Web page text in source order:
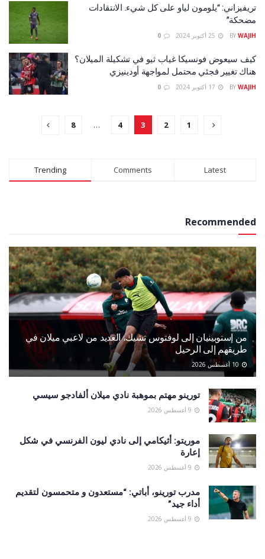
تريفيزاني: “يلومون لياو على كل شيء. الانتقادات
مضحكة”
BY WAJIH
كيف سيعوض فونسيكا غياب ثيو في تشكيلة الميلان؟
هناك تغيير فجئي محتمل لمواجهة أودينيزي
BY WAJIH
1
2
3
4
…
8
Trending Comments Latest
Recommended
من إستوبينيان إلى لوفتوس تشيك، العديد من لاعبي ميلان في
طريقهم إلى الرحيل
تورينو مهتم بموهبة نادي ميلان ألفادجو سيسي
موريتو: أثيكامي إلى نادي ليون الفرنسي في شكل
إعارة
مدرب تورينو، أباتي: “مستعدون و متحمسون لتقديم
أداء جيد”